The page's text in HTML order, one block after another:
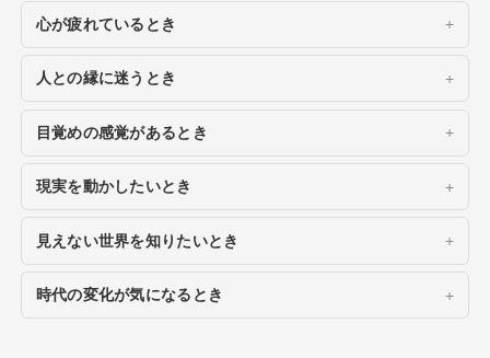
心が疲れているとき
人との縁に迷うとき
目覚めの感覚があるとき
現実を動かしたいとき
見えない世界を知りたいとき
時代の変化が気になるとき